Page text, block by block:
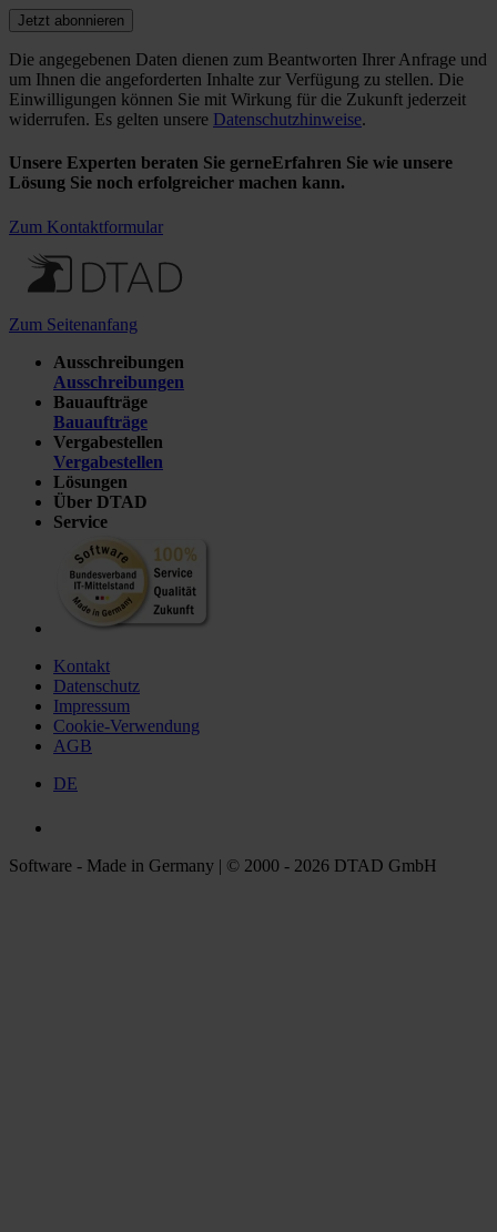
Die angegebenen Daten dienen zum Beantworten Ihrer Anfrage und
um Ihnen die angeforderten Inhalte zur Verfügung zu stellen. Die
Einwilligungen können Sie mit Wirkung für die Zukunft jederzeit
widerrufen. Es gelten unsere Datenschutzhinweise.
Unsere Experten beraten Sie gerneErfahren Sie wie unsere
Lösung Sie noch erfolgreicher machen kann.
Zum Kontaktformular
Zum Seitenanfang
Ausschreibungen
Ausschreibungen
Bauaufträge
Bauaufträge
Vergabestellen
Vergabestellen
Lösungen
Über DTAD
Service
Kontakt
Datenschutz
Impressum
Cookie-Verwendung
AGB
DE
Software - Made in Germany | © 2000 - 2026 DTAD GmbH